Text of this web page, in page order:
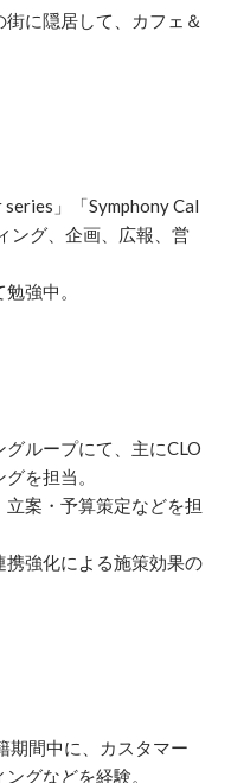
に隠居して、カフェ＆
」「Symphony Cal
ング、企画、広報、営
強中。
グループにて、主にCLO
を担当。
案・予算策定などを担
強化による施策効果の
期間中に、カスタマー
グなどを経験。